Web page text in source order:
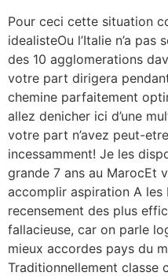
Pour ceci cette situation
idealisteOu l’Italie n’a
des 10 agglomerations
votre part dirigera
chemine parfaitement
allez denicher ici d’une
votre part n’avez peut-
incessamment! Je les
grande 7 ans au MarocEt
accomplir aspiration A
recensement des plus
fallacieuse, car on parle
mieux accordes pays du
Traditionnellement classe